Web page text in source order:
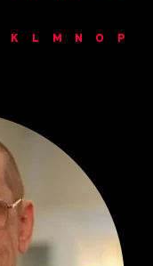
K L M N O
P